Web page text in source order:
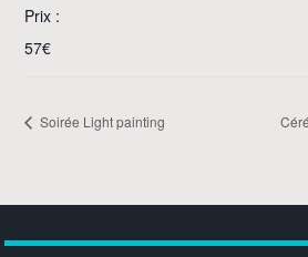
Prix :
57€
Soirée Light painting